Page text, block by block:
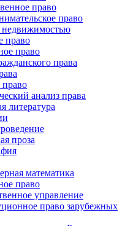
право
право
недвижимостью
право
право
права
право
анализ права
литература
проза
математика
право
управление
право зарубежных